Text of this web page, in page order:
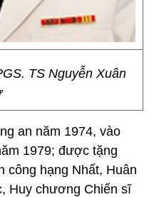
TS Nguyễn Xuân
an năm 1974, vào
1979; được tặng
công hạng Nhất, Huân
Huy chương Chiến sĩ